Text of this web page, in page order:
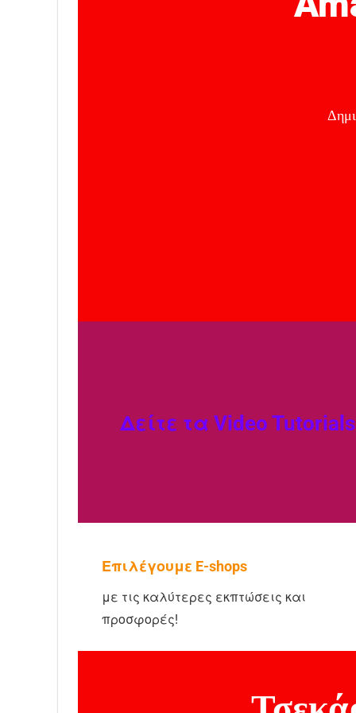
Δείτε τα Video Tutorials
Επιλέγουμε E-shops
με τις καλύτερες εκπτώσεις και
προσφορές!